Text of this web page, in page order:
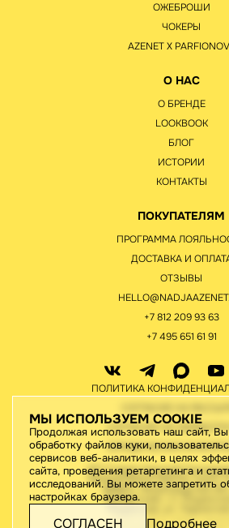
МЫ ИСПОЛЬЗУЕМ COOKIE
Продолжая использовать наш сайт,
обработку файлов куки,
сервисов веб-аналитики, в целях
сайта, проведения ретаргетинга и
исследований. Вы можете запретить
настройках браузера.
СОГЛАСЕН Подробнее
ОЖЕБРОШИ
ЧОКЕРЫ
AZENET Х
О НАС
О БРЕНДЕ
LOOKBOOK
БЛОГ
ИСТОРИИ
КОНТАКТЫ
ПОКУПАТЕЛЯМ
ПРОГРАММА
ДОСТАВКА И
ОТЗЫВЫ
+7 812 209 93 63
+7 495 651 61 91
ПОЛИТИКА
СОГЛАСИЕ НА
ЮРИДИЧЕСКАЯ
ИП Старов Николай
780442176410/195276, Санкт-
188820, Ленинградская
Выборгский, г.п.
Рощинская, ул.
2026 © Все права